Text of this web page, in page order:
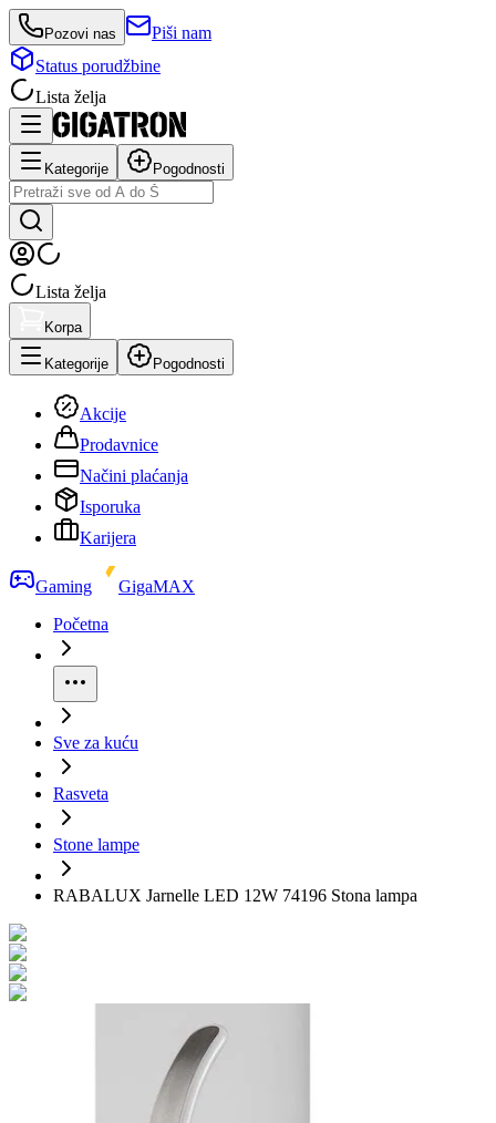
Pozovi nas
Piši nam
Status porudžbine
Lista želja
Kategorije Pogodnosti
Lista želja
Korpa
Kategorije Pogodnosti
Akcije
Prodavnice
Načini plaćanja
Isporuka
Karijera
Gaming
GigaMAX
Početna
Sve za kuću
Rasveta
Stone lampe
RABALUX Jarnelle LED 12W 74196 Stona lampa